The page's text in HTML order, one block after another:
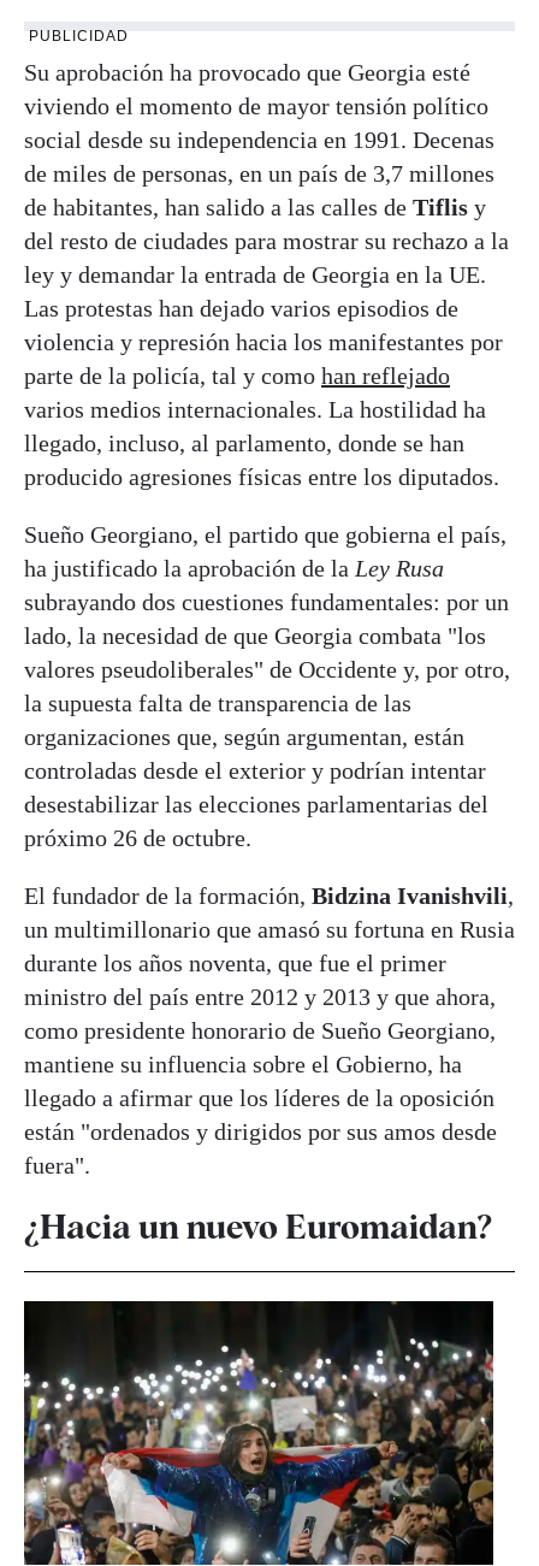
PUBLICIDAD
Su aprobación ha provocado que Georgia esté
viviendo el momento de mayor tensión político
social desde su independencia en 1991. Decenas
de miles de personas, en un país de 3,7 millones
de habitantes, han salido a las calles de Tiflis y
del resto de ciudades para mostrar su rechazo a la
ley y demandar la entrada de Georgia en la UE.
Las protestas han dejado varios episodios de
violencia y represión hacia los manifestantes por
parte de la policía, tal y como han reflejado
varios medios internacionales. La hostilidad ha
llegado, incluso, al parlamento, donde se han
producido agresiones físicas entre los diputados.
Sueño Georgiano, el partido que gobierna el país,
ha justificado la aprobación de la Ley Rusa
subrayando dos cuestiones fundamentales: por un
lado, la necesidad de que Georgia combata "los
valores pseudoliberales" de Occidente y, por otro,
la supuesta falta de transparencia de las
organizaciones que, según argumentan, están
controladas desde el exterior y podrían intentar
desestabilizar las elecciones parlamentarias del
próximo 26 de octubre.
El fundador de la formación, Bidzina Ivanishvili,
un multimillonario que amasó su fortuna en Rusia
durante los años noventa, que fue el primer
ministro del país entre 2012 y 2013 y que ahora,
como presidente honorario de Sueño Georgiano,
mantiene su influencia sobre el Gobierno, ha
llegado a afirmar que los líderes de la oposición
están "ordenados y dirigidos por sus amos desde
fuera".
¿Hacia un nuevo Euromaidan?